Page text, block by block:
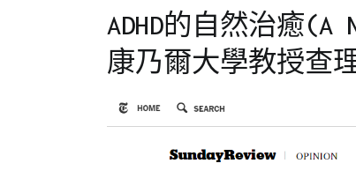
ADHD的自然治癒
康乃爾大學教授查